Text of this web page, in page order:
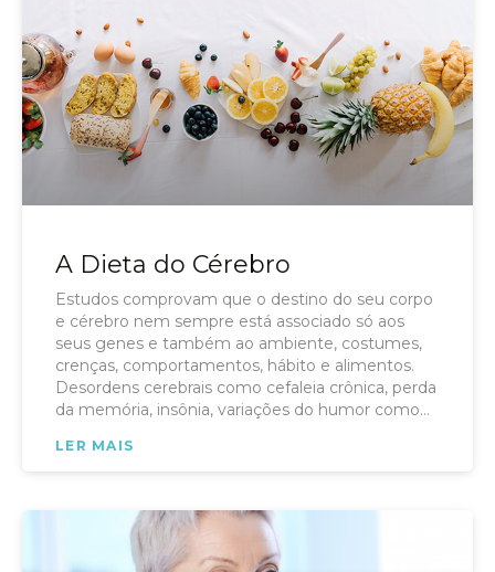
A Dieta do Cérebro
Estudos comprovam que o destino do seu corpo
e cérebro nem sempre está associado só aos
seus genes e também ao ambiente, costumes,
crenças, comportamentos, hábito e alimentos.
Desordens cerebrais como cefaleia crônica, perda
da memória, insônia, variações do humor como
motores, déficit de atenção, hiperatividade, e
LER MAIS